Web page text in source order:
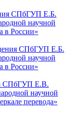
СПбГУП Е.Б.
научной
в России»